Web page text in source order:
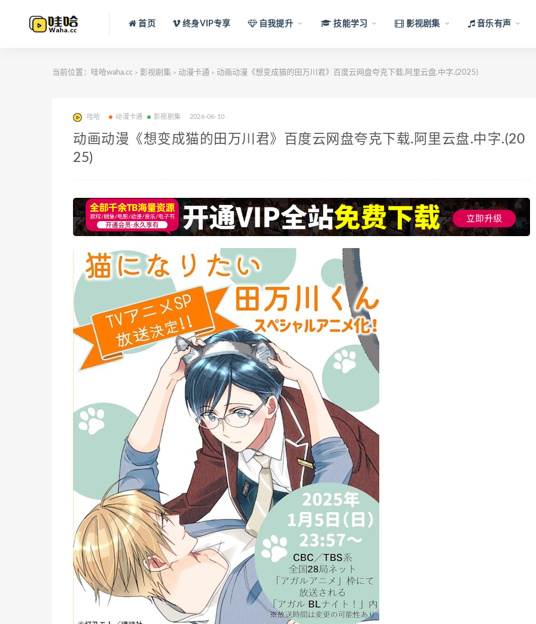
首页 终身VIP专享 自我提升 技能学习 影视剧集 音乐有声
当前位置： 哇哈waha.cc > 影视剧集 > 动漫卡通 > 动画动漫《想变成猫的田万川君》百度云网盘夸克下载.阿里云盘.中字.(2025)
哇哈 动漫卡通 影视剧集 2026-06-10
动画动漫《想变成猫的田万川君》百度云网盘夸克下载.阿里云盘.中字.(20
25)